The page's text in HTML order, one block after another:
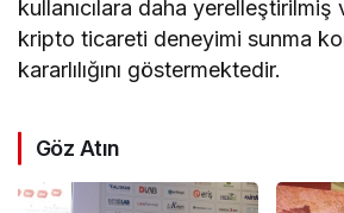
kullanıcılara daha
kripto ticareti deneyimi sunma
kararlılığını göstermektedir.
Göz Atın